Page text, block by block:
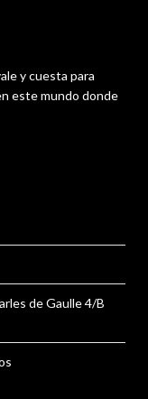
y cuesta para
este mundo donde
de Gaulle 4/B